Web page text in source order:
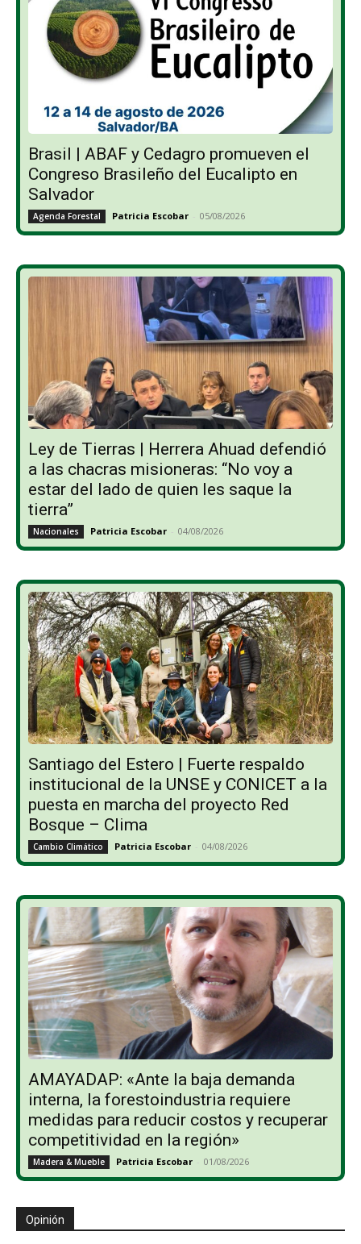
Brasil | ABAF y Cedagro promueven el
Congreso Brasileño del Eucalipto en
Salvador
Agenda Forestal Patricia Escobar - 05/08/2026
Ley de Tierras | Herrera Ahuad defendió
a las chacras misioneras: “No voy a
estar del lado de quien les saque la
tierra”
Nacionales Patricia Escobar - 04/08/2026
Santiago del Estero | Fuerte respaldo
institucional de la UNSE y CONICET a la
puesta en marcha del proyecto Red
Bosque – Clima
Cambio Climático Patricia Escobar - 04/08/2026
AMAYADAP: «Ante la baja demanda
interna, la forestoindustria requiere
medidas para reducir costos y recuperar
competitividad en la región»
Madera & Mueble Patricia Escobar - 01/08/2026
Opinión